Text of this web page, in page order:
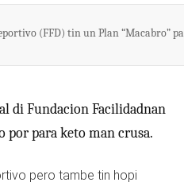
(FFD) tin un Plan “Macabro” pa
di Fundacion Facilidadnan
por para keto man crusa.
pero tambe tin hopi